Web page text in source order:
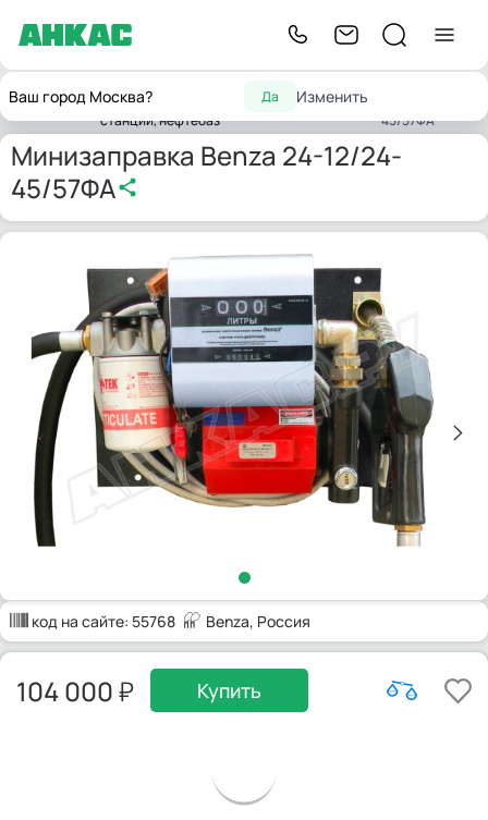
Ваш город Москва? Да Изменить
Главнаяавтозаправочных
станций, нефтебаз
ЗаправочныеМини
45/57ФА
Минизаправка Benza 24-12/24-
45/57ФА
код на сайте: 55768 Benza, Россия
104 000 Купить